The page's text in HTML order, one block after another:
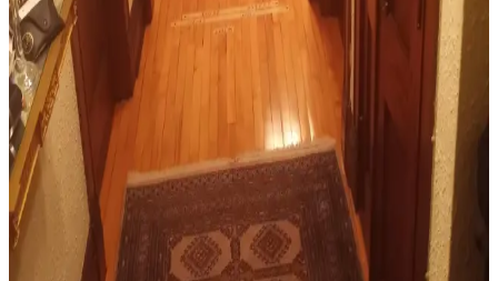
Yemek odasında halı seçimi, boyut, renk ve malzeme uyumu ile
aksesuar düzenlemesi dekorasyonun estetik ve fonksiyonel yönlerini
belirler. Doğru seçimler mekâna konfor ve görsel denge katar.
Resmi Oturma Odalarında Halı Seçimi: Estetik ve
Fonksiyonellik İçin Doğru Tercihler
Resmi oturma odalarında halı seçimi, mekânın estetiği ve
fonksiyonelliği için önemlidir. Beyaz ve nötr zeminlerde sıcaklık
katan, klasik ve kaliteli halılar tercih edilmelidir.
Yemek Odası Halısı Seçiminde Tasarım, Boyut ve